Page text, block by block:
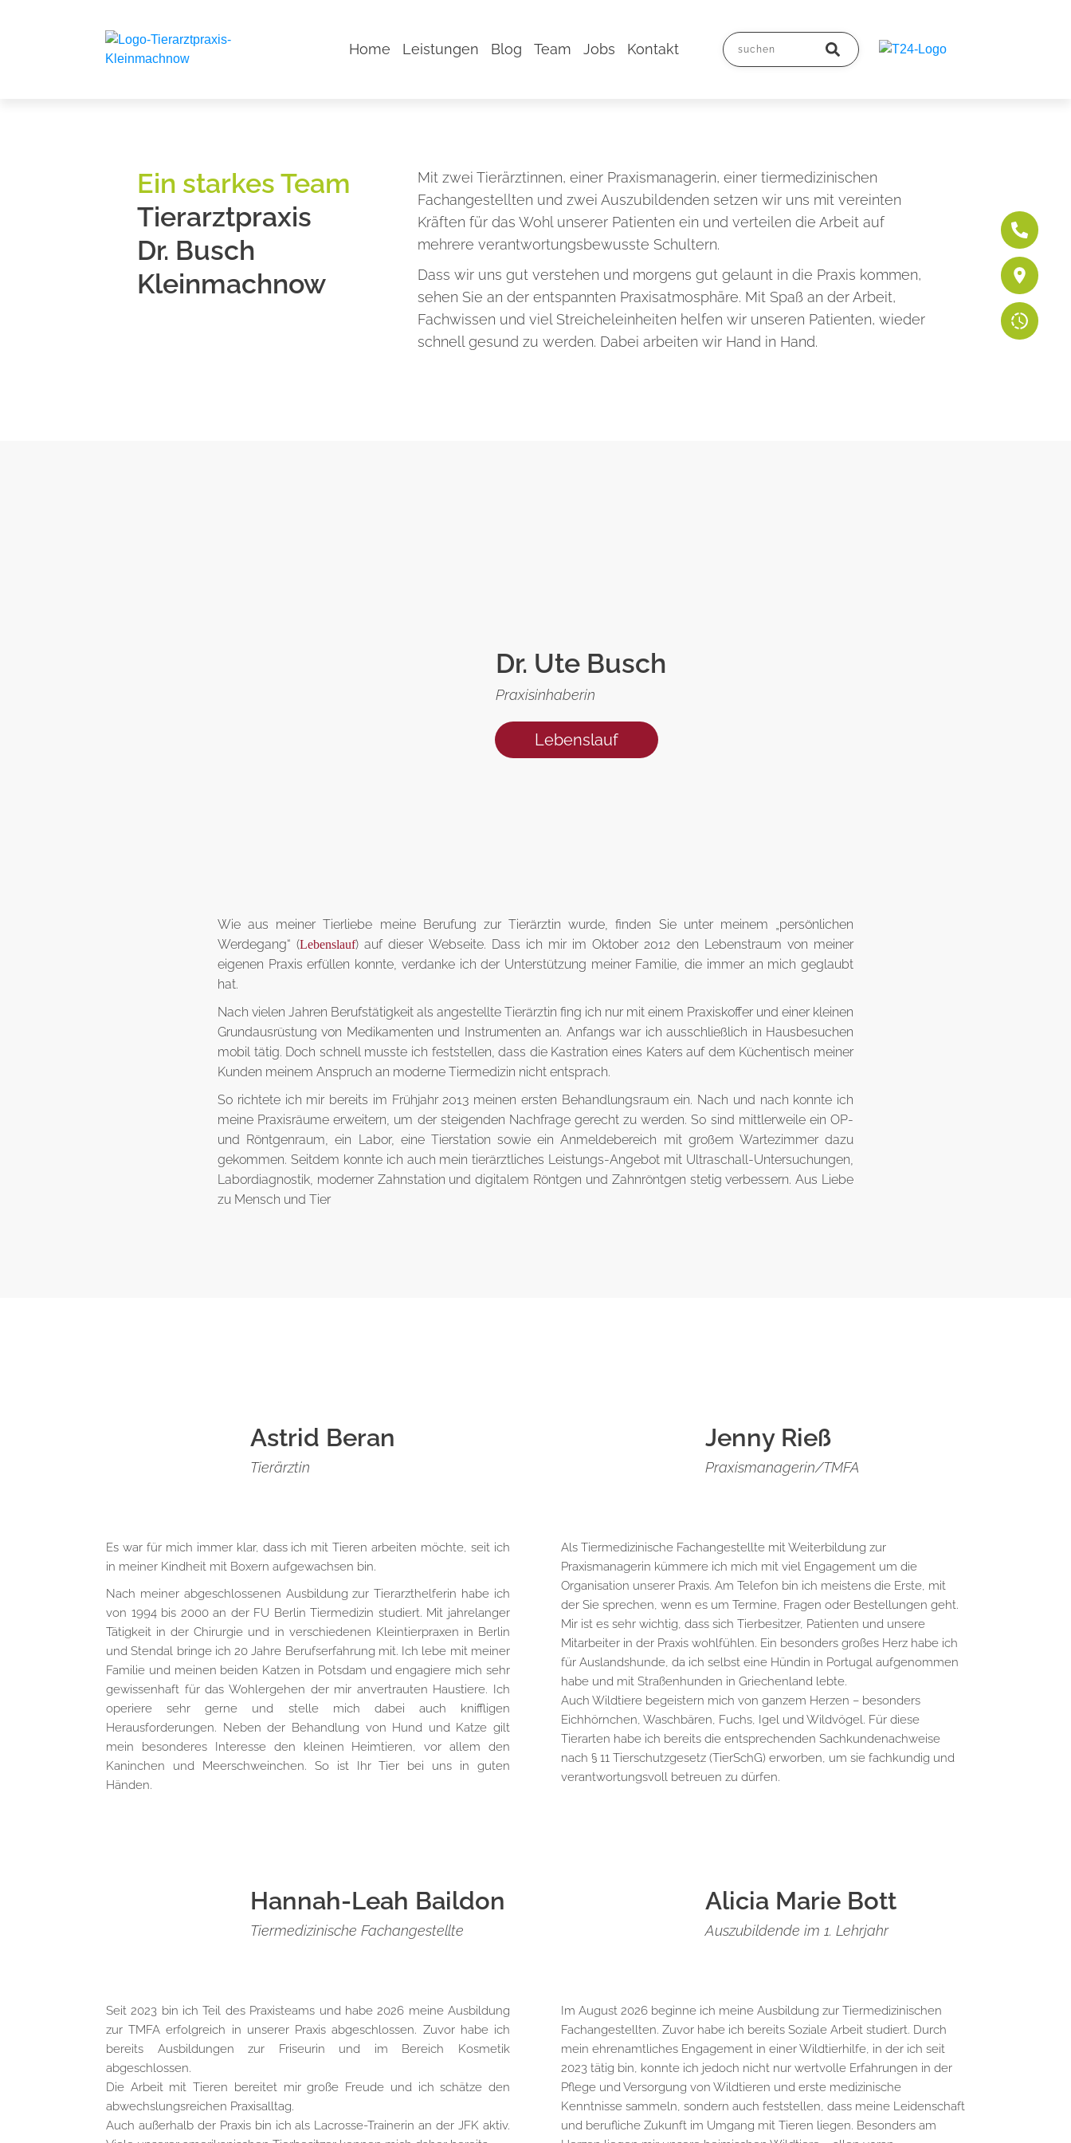
Home Leistungen Blog Team Jobs Kontakt
Ein starkes Team
Tierarztpraxis
Dr. Busch
Kleinmachnow
Mit zwei Tierärztinnen, einer Praxismanagerin, einer tiermedizinischen
Fachangestellten und zwei Auszubildenden setzen wir uns mit vereinten
Kräften für das Wohl unserer Patienten ein und verteilen die Arbeit auf
mehrere verantwortungsbewusste Schultern.
Dass wir uns gut verstehen und morgens gut gelaunt in die Praxis kommen,
sehen Sie an der entspannten Praxisatmosphäre. Mit Spaß an der Arbeit,
Fachwissen und viel Streicheleinheiten helfen wir unseren Patienten, wieder
schnell gesund zu werden. Dabei arbeiten wir Hand in Hand.
Dr. Ute Busch
Praxisinhaberin
Lebenslauf
Wie aus meiner Tierliebe meine Berufung zur Tierärztin wurde, finden Sie unter meinem „persönlichen
Werdegang“ (Lebenslauf) auf dieser Webseite. Dass ich mir im Oktober 2012 den Lebenstraum von meiner
eigenen Praxis erfüllen konnte, verdanke ich der Unterstützung meiner Familie, die immer an mich geglaubt
hat.
Nach vielen Jahren Berufstätigkeit als angestellte Tierärztin fing ich nur mit einem Praxiskoffer und einer kleinen
Grundausrüstung von Medikamenten und Instrumenten an. Anfangs war ich ausschließlich in Hausbesuchen
mobil tätig. Doch schnell musste ich feststellen, dass die Kastration eines Katers auf dem Küchentisch meiner
Kunden meinem Anspruch an moderne Tiermedizin nicht entsprach.
So richtete ich mir bereits im Frühjahr 2013 meinen ersten Behandlungsraum ein. Nach und nach konnte ich
meine Praxisräume erweitern, um der steigenden Nachfrage gerecht zu werden. So sind mittlerweile ein OP-
und Röntgenraum, ein Labor, eine Tierstation sowie ein Anmeldebereich mit großem Wartezimmer dazu
gekommen. Seitdem konnte ich auch mein tierärztliches Leistungs-Angebot mit Ultraschall-Untersuchungen,
Labordiagnostik, moderner Zahnstation und digitalem Röntgen und Zahnröntgen stetig verbessern. Aus Liebe
zu Mensch und Tier
Astrid Beran
Tierärztin
Es war für mich immer klar, dass ich mit Tieren arbeiten möchte, seit ich
in meiner Kindheit mit Boxern aufgewachsen bin.
Nach meiner abgeschlossenen Ausbildung zur Tierarzthelferin habe ich
von 1994 bis 2000 an der FU Berlin Tiermedizin studiert. Mit jahrelanger
Tätigkeit in der Chirurgie und in verschiedenen Kleintierpraxen in Berlin
und Stendal bringe ich 20 Jahre Berufserfahrung mit. Ich lebe mit meiner
Familie und meinen beiden Katzen in Potsdam und engagiere mich sehr
gewissenhaft für das Wohlergehen der mir anvertrauten Haustiere. Ich
operiere sehr gerne und stelle mich dabei auch kniffligen
Herausforderungen. Neben der Behandlung von Hund und Katze gilt
mein besonderes Interesse den kleinen Heimtieren, vor allem den
Kaninchen und Meerschweinchen. So ist Ihr Tier bei uns in guten
Händen.
Jenny Rieß
Praxismanagerin/TMFA
Als Tiermedizinische Fachangestellte mit Weiterbildung zur
Praxismanagerin kümmere ich mich mit viel Engagement um die
Organisation unserer Praxis. Am Telefon bin ich meistens die Erste, mit
der Sie sprechen, wenn es um Termine, Fragen oder Bestellungen geht.
Mir ist es sehr wichtig, dass sich Tierbesitzer, Patienten und unsere
Mitarbeiter in der Praxis wohlfühlen. Ein besonders großes Herz habe ich
für Auslandshunde, da ich selbst eine Hündin in Portugal aufgenommen
habe und mit Straßenhunden in Griechenland lebte.
Auch Wildtiere begeistern mich von ganzem Herzen – besonders
Eichhörnchen, Waschbären, Fuchs, Igel und Wildvögel. Für diese
Tierarten habe ich bereits die entsprechenden Sachkundenachweise
nach § 11 Tierschutzgesetz (TierSchG) erworben, um sie fachkundig und
verantwortungsvoll betreuen zu dürfen.
Hannah-Leah Baildon
Tiermedizinische Fachangestellte
Seit 2023 bin ich Teil des Praxisteams und habe 2026 meine Ausbildung
zur TMFA erfolgreich in unserer Praxis abgeschlossen. Zuvor habe ich
bereits Ausbildungen zur Friseurin und im Bereich Kosmetik
abgeschlossen.
Die Arbeit mit Tieren bereitet mir große Freude und ich schätze den
abwechslungsreichen Praxisalltag.
Auch außerhalb der Praxis bin ich als Lacrosse-Trainerin an der JFK aktiv.
Alicia Marie Bott
Auszubildende im 1. Lehrjahr
Im August 2026 beginne ich meine Ausbildung zur Tiermedizinischen
Fachangestellten. Zuvor habe ich bereits Soziale Arbeit studiert. Durch
mein ehrenamtliches Engagement in einer Wildtierhilfe, in der ich seit
2023 tätig bin, konnte ich jedoch nicht nur wertvolle Erfahrungen in der
Pflege und Versorgung von Wildtieren und erste medizinische
Kenntnisse sammeln, sondern auch feststellen, dass meine Leidenschaft
und berufliche Zukunft im Umgang mit Tieren liegen. Besonders am